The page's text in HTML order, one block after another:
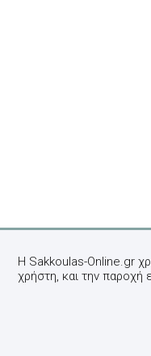
Η Sakkoulas-Online.gr
χρήστη, και την